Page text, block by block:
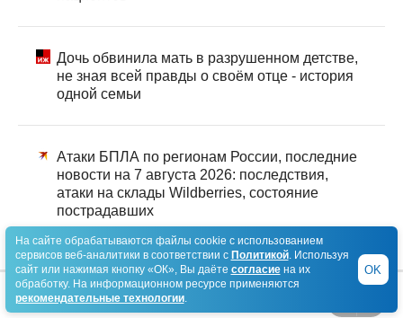
Дочь обвинила мать в разрушенном детстве,
не зная всей правды о своём отце - история
одной семьи
Атаки БПЛА по регионам России, последние
новости на 7 августа 2026: последствия,
атаки на склады Wildberries, состояние
пострадавших
АВТОВЗГЛЯД
На сайте обрабатываются файлы cookie с использованием
сервисов веб-аналитики в соответствии с Политикой. Используя
сайт или нажимая кнопку «ОК», Вы даёте согласиена их
обработку. На информационном ресурсе применяются
рекомендательные технологии.
OK